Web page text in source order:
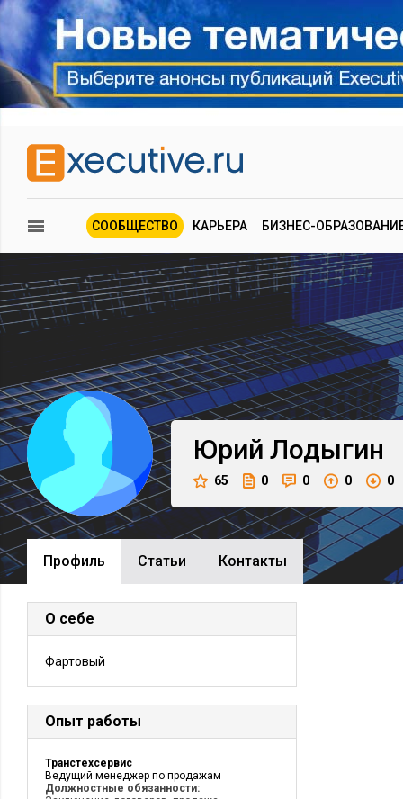
СООБЩЕСТВО КАРЬЕРА БИЗНЕС-
Юрий Лодыгин
65 0 0 0 0
Профиль Cтатьи Контакты
О себе
Фартовый
Опыт работы
Транстехсервис
Ведущий менеджер по продажам
Должностные обязанности: